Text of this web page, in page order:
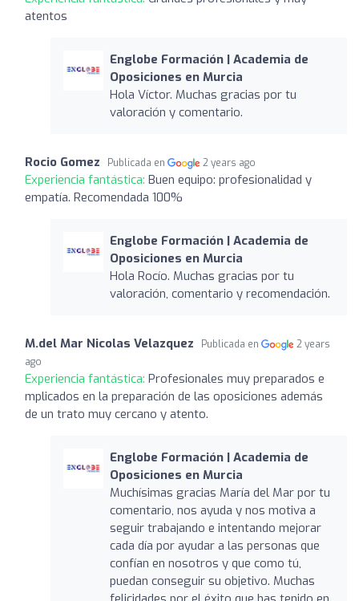
atentos
Englobe Formación | Academia de
Oposiciones en Murcia
Hola Víctor. Muchas gracias por tu
valoración y comentario.
Rocio Gomez Publicada en 2 years ago
Experiencia fantástica: Buen equipo: profesionalidad y
empatía. Recomendada 100%
Englobe Formación | Academia de
Oposiciones en Murcia
Hola Rocío. Muchas gracias por tu
valoración, comentario y recomendación.
M.del Mar Nicolas Velazquez Publicada en
2 years
ago
Experiencia fantástica: Profesionales muy preparados e
mplicados en la preparación de las oposiciones además
de un trato muy cercano y atento.
Englobe Formación | Academia de
Oposiciones en Murcia
Muchísimas gracias María del Mar por tu
comentario, nos ayuda y nos motiva a
seguir trabajando e intentando mejorar
cada día por ayudar a las personas que
confían en nosotros y que como tú,
puedan conseguir su objetivo. Muchas